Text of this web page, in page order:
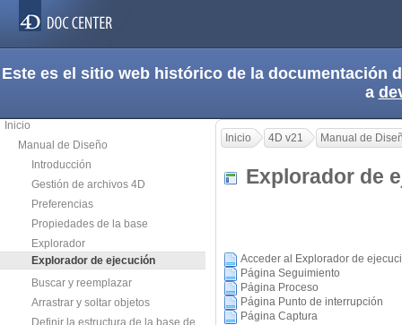
Este es el sitio web histórico de la documentación
a
Inicio
Manual de Diseño
Introducción
Gestión de archivos 4D
Preferencias
Propiedades de la base
Explorador
Explorador de ejecución
Buscar y reemplazar
Arrastrar y soltar objetos
Definir la estructura de la base de
Inicio 4D v21 Manual de
Explorador de
Acceder al Explorador de
Página Seguimiento
Página Proceso
Página Punto de interrupción
Página Captura